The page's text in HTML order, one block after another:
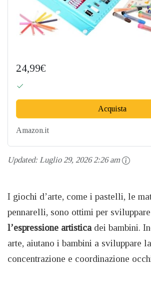
24,99€
Acquista
Amazon.it
Updated: Luglio 29, 2026 2:26 am
I giochi d’arte, come i pastelli, le
pennarelli, sono ottimi per
l’espressione artistica dei bambini.
arte, aiutano i bambini a sviluppare
concentrazione e coordinazione